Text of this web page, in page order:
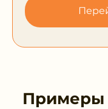
Примеры